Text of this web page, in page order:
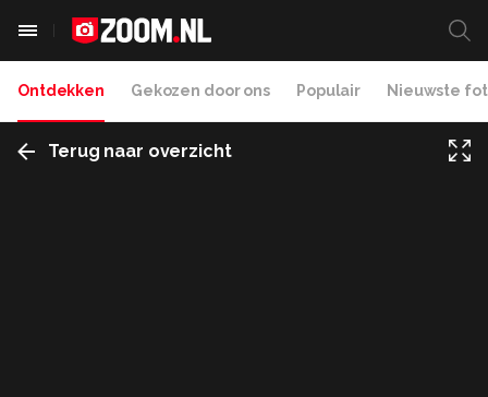
Ontdekken Gekozen door ons Populair Nieuwste
Terug naar overzicht